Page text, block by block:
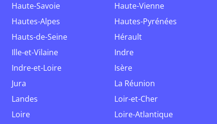
Haute-Savoie
Haute-Vienne
Hautes-Alpes
Hautes-Pyrénées
Hauts-de-Seine
Hérault
Ille-et-Vilaine
Indre
Indre-et-Loire
Isère
Jura
La Réunion
Landes
Loir-et-Cher
Loire
Loire-Atlantique